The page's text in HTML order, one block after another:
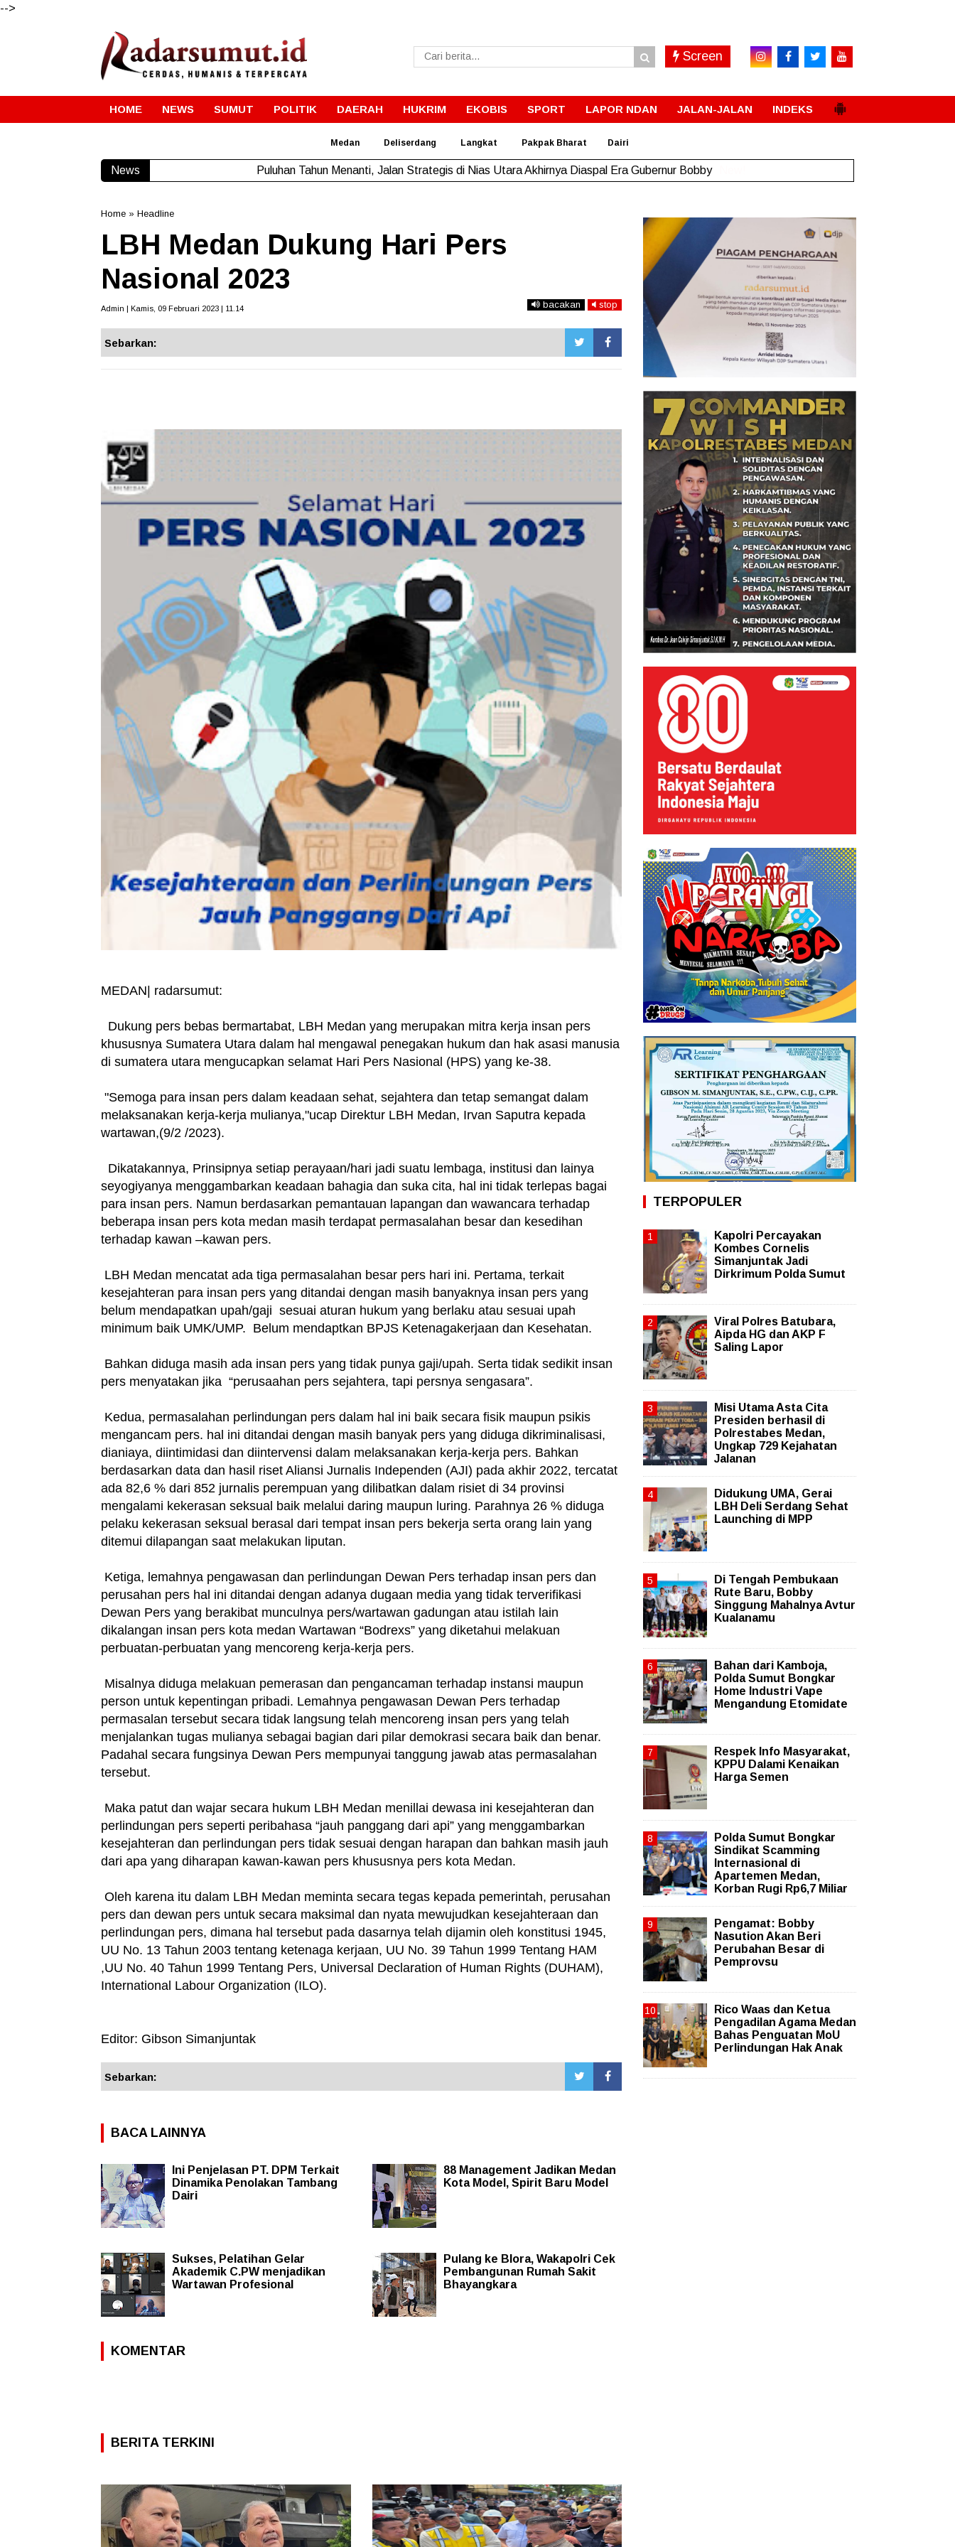
-->
Screen
HOME NEWS SUMUT POLITIK DAERAH HUKRIM EKOBIS SPORT LAPOR NDAN JALAN-JALAN INDEKS
Medan Deliserdang Langkat Pakpak Bharat Dairi
News Puluhan Tahun Menanti, Jalan Strategis di Nias Utara Akhirnya Diaspal Era Gubernur Bobby
Home » Headline
LBH Medan Dukung Hari Pers
Nasional 2023
Admin | Kamis, 09 Februari 2023 | 11.14 bacakan stop
Sebarkan:
MEDAN| radarsumut:
Dukung pers bebas bermartabat, LBH Medan yang merupakan mitra kerja insan pers
khususnya Sumatera Utara dalam hal mengawal penegakan hukum dan hak asasi manusia
di sumatera utara mengucapkan selamat Hari Pers Nasional (HPS) yang ke-38.
"Semoga para insan pers dalam keadaan sehat, sejahtera dan tetap semangat dalam
melaksanakan kerja-kerja mulianya,"ucap Direktur LBH Medan, Irvan Saputra kepada
wartawan,(9/2 /2023).
Dikatakannya, Prinsipnya setiap perayaan/hari jadi suatu lembaga, institusi dan lainya
seyogiyanya menggambarkan keadaan bahagia dan suka cita, hal ini tidak terlepas bagai
para insan pers. Namun berdasarkan pemantauan lapangan dan wawancara terhadap
beberapa insan pers kota medan masih terdapat permasalahan besar dan kesedihan
terhadap kawan –kawan pers.
LBH Medan mencatat ada tiga permasalahan besar pers hari ini. Pertama, terkait
kesejahteran para insan pers yang ditandai dengan masih banyaknya insan pers yang
belum mendapatkan upah/gaji sesuai aturan hukum yang berlaku atau sesuai upah
minimum baik UMK/UMP. Belum mendaptkan BPJS Ketenagakerjaan dan Kesehatan.
Bahkan diduga masih ada insan pers yang tidak punya gaji/upah. Serta tidak sedikit insan
pers menyatakan jika “perusaahan pers sejahtera, tapi persnya sengasara”.
Kedua, permasalahan perlindungan pers dalam hal ini baik secara fisik maupun psikis
mengancam pers. hal ini ditandai dengan masih banyak pers yang diduga dikriminalisasi,
dianiaya, diintimidasi dan diintervensi dalam melaksanakan kerja-kerja pers. Bahkan
berdasarkan data dan hasil riset Aliansi Jurnalis Independen (AJI) pada akhir 2022, tercatat
ada 82,6 % dari 852 jurnalis perempuan yang dilibatkan dalam risiet di 34 provinsi
mengalami kekerasan seksual baik melalui daring maupun luring. Parahnya 26 % diduga
pelaku kekerasan seksual berasal dari tempat insan pers bekerja serta orang lain yang
ditemui dilapangan saat melakukan liputan.
Ketiga, lemahnya pengawasan dan perlindungan Dewan Pers terhadap insan pers dan
perusahan pers hal ini ditandai dengan adanya dugaan media yang tidak terverifikasi
Dewan Pers yang berakibat munculnya pers/wartawan gadungan atau istilah lain
dikalangan insan pers kota medan Wartawan “Bodrexs” yang diketahui melakuan
perbuatan-perbuatan yang mencoreng kerja-kerja pers.
Misalnya diduga melakuan pemerasan dan pengancaman terhadap instansi maupun
person untuk kepentingan pribadi. Lemahnya pengawasan Dewan Pers terhadap
permasalan tersebut secara tidak langsung telah mencoreng insan pers yang telah
menjalankan tugas mulianya sebagai bagian dari pilar demokrasi secara baik dan benar.
Padahal secara fungsinya Dewan Pers mempunyai tanggung jawab atas permasalahan
tersebut.
Maka patut dan wajar secara hukum LBH Medan menillai dewasa ini kesejahteran dan
perlindungan pers seperti peribahasa “jauh panggang dari api” yang menggambarkan
kesejahteran dan perlindungan pers tidak sesuai dengan harapan dan bahkan masih jauh
dari apa yang diharapan kawan-kawan pers khususnya pers kota Medan.
Oleh karena itu dalam LBH Medan meminta secara tegas kepada pemerintah, perusahan
pers dan dewan pers untuk secara maksimal dan nyata mewujudkan kesejahteraan dan
perlindungan pers, dimana hal tersebut pada dasarnya telah dijamin oleh konstitusi 1945,
UU No. 13 Tahun 2003 tentang ketenaga kerjaan, UU No. 39 Tahun 1999 Tentang HAM
,UU No. 40 Tahun 1999 Tentang Pers, Universal Declaration of Human Rights (DUHAM),
International Labour Organization (ILO).
Editor: Gibson Simanjuntak
Sebarkan:
BACA LAINNYA
Ini Penjelasan PT. DPM Terkait
Dinamika Penolakan Tambang
Dairi
88 Management Jadikan Medan
Kota Model, Spirit Baru Model
Sukses, Pelatihan Gelar
Akademik C.PW menjadikan
Wartawan Profesional
Pulang ke Blora, Wakapolri Cek
Pembangunan Rumah Sakit
Bhayangkara
KOMENTAR
BERITA TERKINI
TERPOPULER
Kapolri Percayakan
Kombes Cornelis
Simanjuntak Jadi
Dirkrimum Polda Sumut
Viral Polres Batubara,
Aipda HG dan AKP F
Saling Lapor
Misi Utama Asta Cita
Presiden berhasil di
Polrestabes Medan,
Ungkap 729 Kejahatan
Jalanan
Didukung UMA, Gerai
LBH Deli Serdang Sehat
Launching di MPP
Di Tengah Pembukaan
Rute Baru, Bobby
Singgung Mahalnya Avtur
Kualanamu
Bahan dari Kamboja,
Polda Sumut Bongkar
Home Industri Vape
Mengandung Etomidate
Respek Info Masyarakat,
KPPU Dalami Kenaikan
Harga Semen
Polda Sumut Bongkar
Sindikat Scamming
Internasional di
Apartemen Medan,
Korban Rugi Rp6,7 Miliar
Pengamat: Bobby
Nasution Akan Beri
Perubahan Besar di
Pemprovsu
Rico Waas dan Ketua
Pengadilan Agama Medan
Bahas Penguatan MoU
Perlindungan Hak Anak